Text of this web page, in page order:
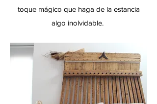
toque mágico que haga de la estancia
algo inolvidable.